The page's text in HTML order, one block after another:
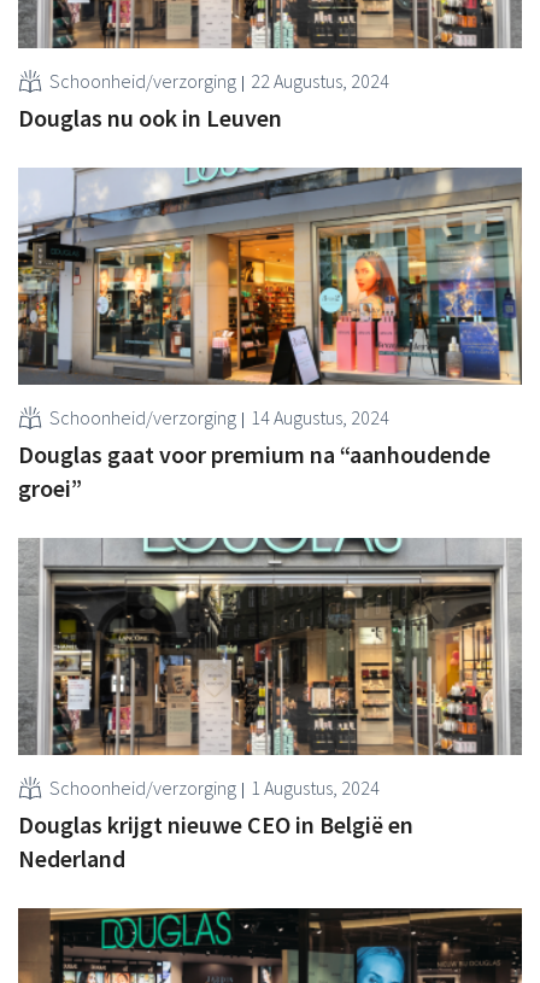
Schoonheid/verzorging 22 Augustus, 2024
Douglas nu ook in Leuven
Schoonheid/verzorging 14 Augustus, 2024
Douglas gaat voor premium na “aanhoudende
groei”
Schoonheid/verzorging 1 Augustus, 2024
Douglas krijgt nieuwe CEO in België en
Nederland